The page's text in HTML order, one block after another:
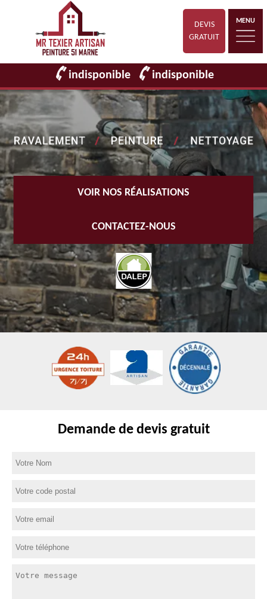
DEVIS
GRATUIT
MENU
indisponible indisponible
VOIR NOS RÉALISATIONS
CONTACTEZ-NOUS
Demande de devis gratuit